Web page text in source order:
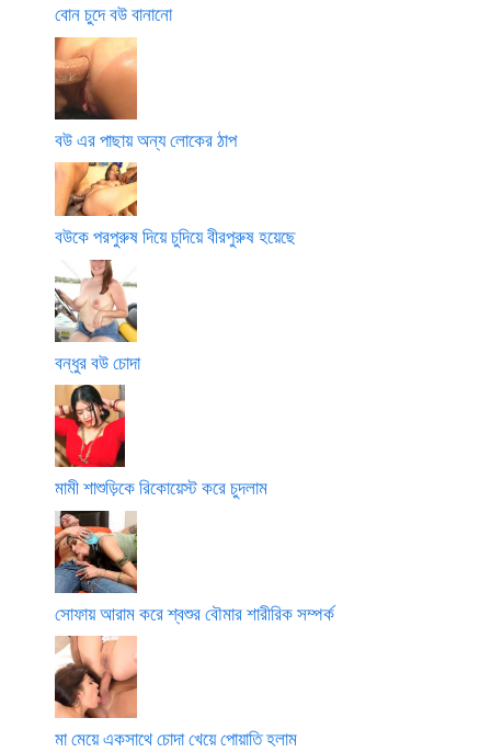
বোন চুদে বউ বানানো
বউ এর পাছায় অন্য লোকের ঠাপ
বউকে পরপুরুষ দিয়ে চুদিয়ে বীরপুরুষ হয়েছে
বন্ধুর বউ চোদা
মামী শাশুড়িকে রিকোয়েস্ট করে চুদলাম
সোফায় আরাম করে শ্বশুর বৌমার শারীরিক সম্পর্ক
মা মেয়ে একসাথে চোদা খেয়ে পোয়াতি হলাম